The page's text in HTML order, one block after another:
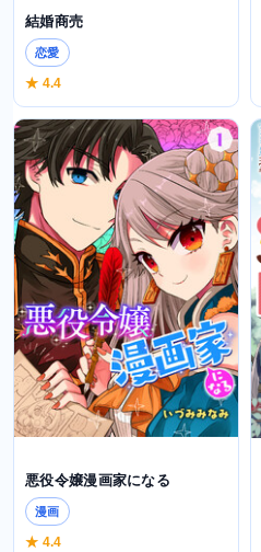
結婚商売
恋愛
★ 4.4
悪役令嬢漫画家になる
漫画
★ 4.4